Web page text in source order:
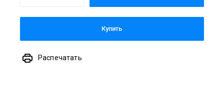
Купить
Распечатать